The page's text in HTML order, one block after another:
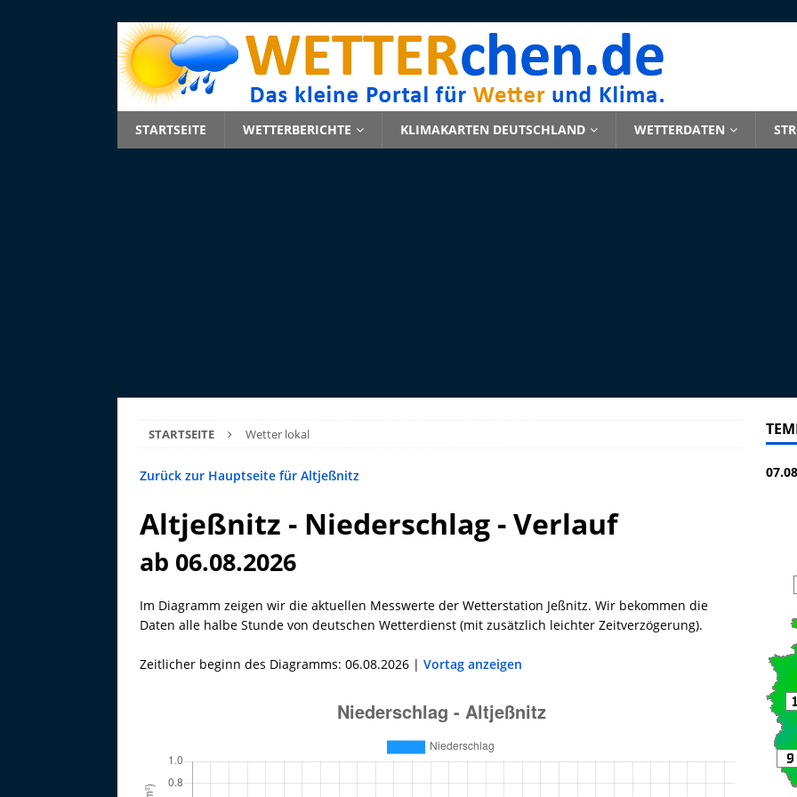
STARTSEITE WETTERBERICHTE KLIMAKARTEN DEUTSCHLAND WETTERDATEN
STARTSEITE Wetter lokal
Zurück zur Hauptseite für Altjeßnitz
Altjeßnitz - Niederschlag - Verlauf
ab 06.08.2026
Im Diagramm zeigen wir die aktuellen Messwerte der Wetterstation Jeßnitz. Wir bekommen die
Daten alle halbe Stunde von deutschen Wetterdienst (mit zusätzlich leichter Zeitverzögerung).
Zeitlicher beginn des Diagramms: 06.08.2026 | Vortag anzeigen